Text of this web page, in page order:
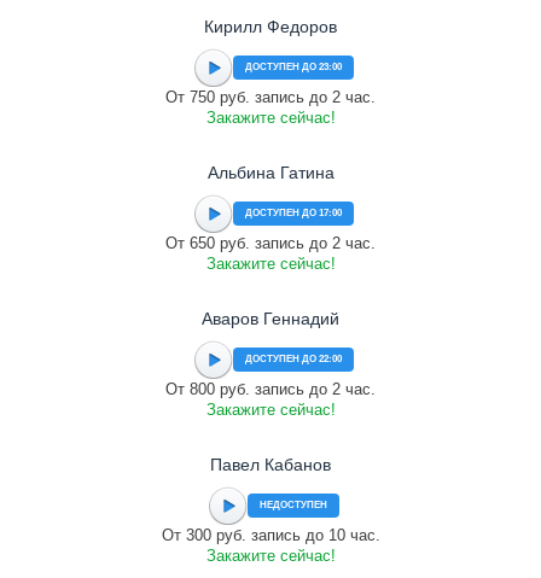
Кирилл Федоров
ДОСТУПЕН ДО 23:00
От 750 руб. запись до 2 час.
Закажите сейчас!
Альбина Гатина
ДОСТУПЕН ДО 17:00
От 650 руб. запись до 2 час.
Закажите сейчас!
Аваров Геннадий
ДОСТУПЕН ДО 22:00
От 800 руб. запись до 2 час.
Закажите сейчас!
Павел Кабанов
НЕДОСТУПЕН
От 300 руб. запись до 10 час.
Закажите сейчас!